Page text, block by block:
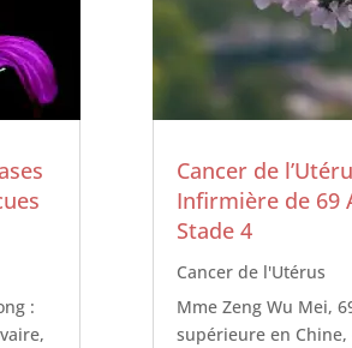
:
Cancer de
Infirmière de 69
Stade 4
Cancer de l'Utérus
Mme Zeng Wu Mei,
supérieure en